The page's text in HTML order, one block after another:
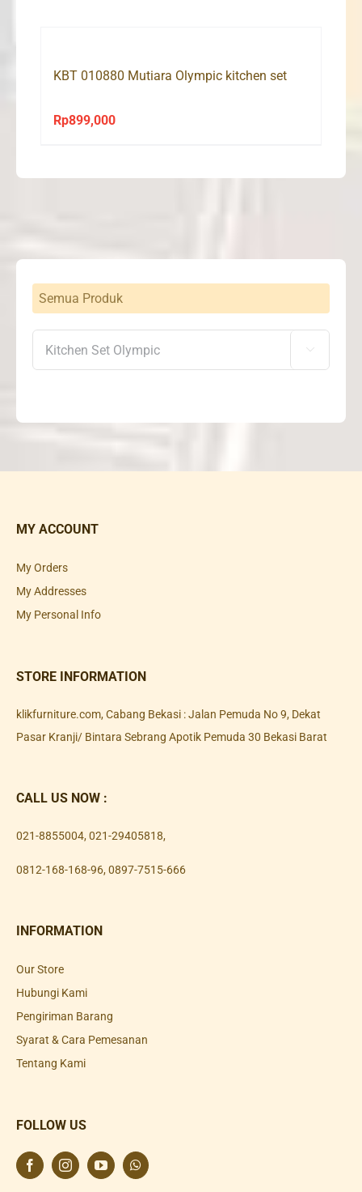
KBT 010880 Mutiara Olympic kitchen set
Rp899,000
Semua Produk

MY ACCOUNT
My Orders
My Addresses
My Personal Info
STORE INFORMATION
klikfurniture.com, Cabang Bekasi : Jalan Pemuda No 9, Dekat
Pasar Kranji/ Bintara Sebrang Apotik Pemuda 30 Bekasi Barat
CALL US NOW :
021-8855004, 021-29405818,
0812-168-168-96, 0897-7515-666
INFORMATION
Our Store
Hubungi Kami
Pengiriman Barang
Syarat & Cara Pemesanan
Tentang Kami
FOLLOW US